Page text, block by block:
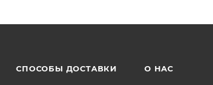
СПОСОБЫ ДОСТАВКИ О НАС